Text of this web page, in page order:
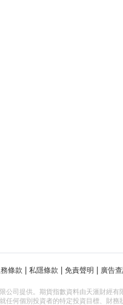
條款 私隱條款 免責聲明 廣告
公司提供。期貨指數資料由天滙財經有
任何個別投資者的特定投資目標、財